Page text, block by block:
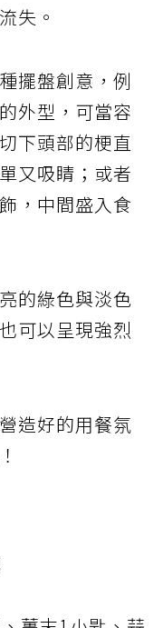
失。
擺盤創意，例
外型，可當容
下頭部的梗直
又吸睛；或者
，中間盛入食
的綠色與淡色
可以呈現強烈
造好的用餐氛